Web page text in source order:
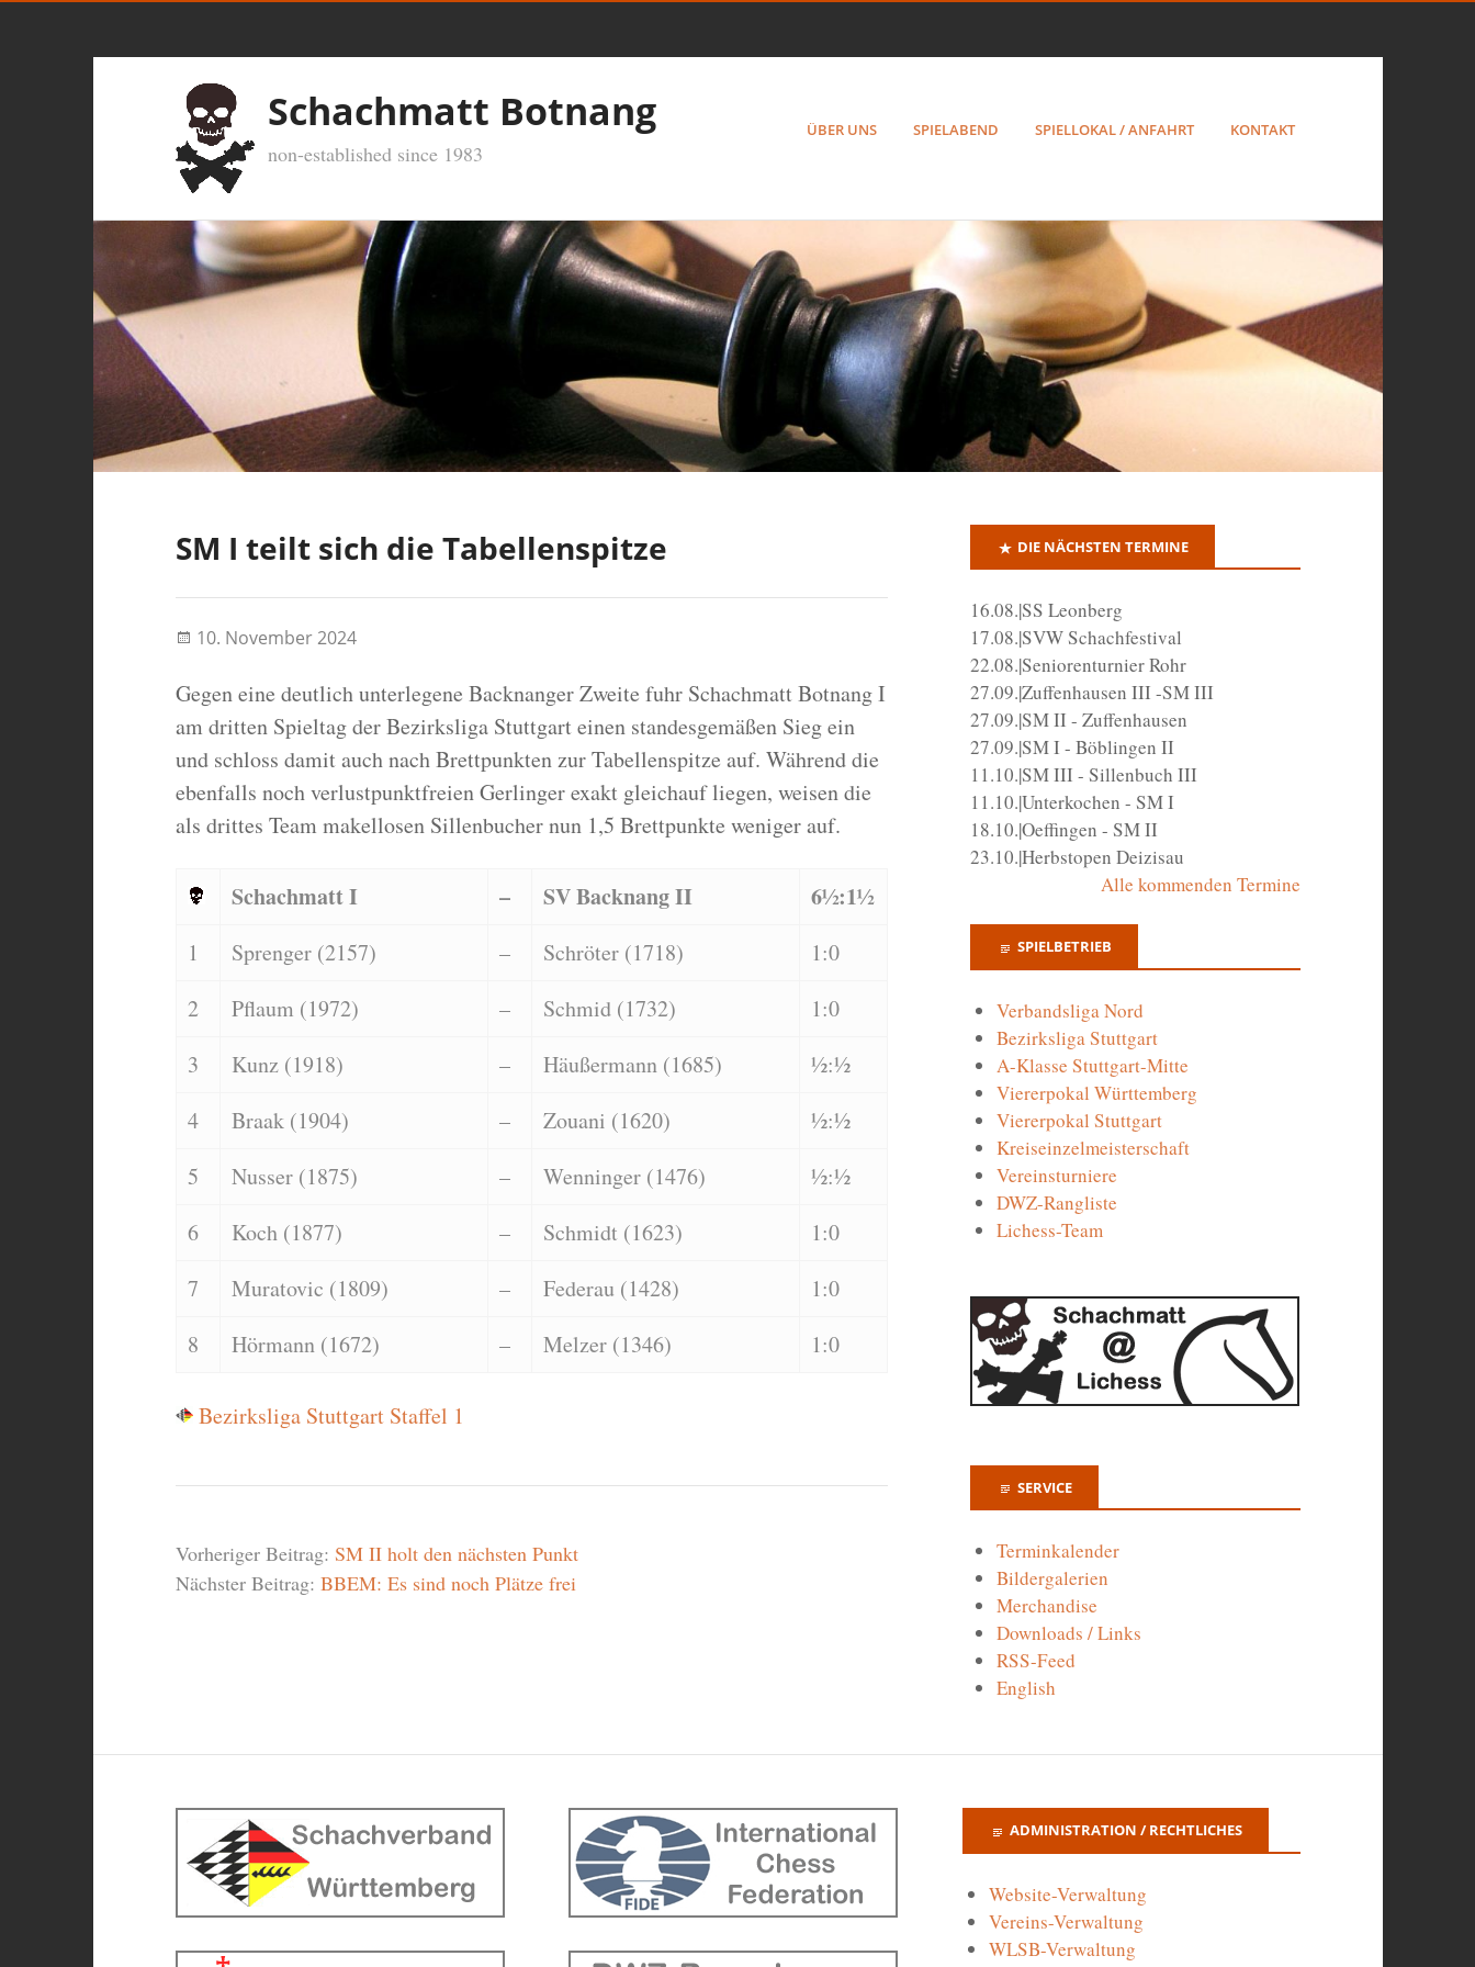
Schachmatt Botnang
non-established since 1983
ÜBER UNS SPIELABEND SPIELLOKAL / ANFAHRT KONTAKT
SM I teilt sich die Tabellenspitze
10. November 2024
Gegen eine deutlich unterlegene Backnanger Zweite fuhr Schachmatt Botnang I
am dritten Spieltag der Bezirksliga Stuttgart einen standesgemäßen Sieg ein
und schloss damit auch nach Brettpunkten zur Tabellenspitze auf. Während die
ebenfalls noch verlustpunktfreien Gerlinger exakt gleichauf liegen, weisen die
als drittes Team makellosen Sillenbucher nun 1,5 Brettpunkte weniger auf.
Schachmatt I – SV Backnang II 6½:1½
1 Sprenger (2157) – Schröter (1718)
1:0
2
Pflaum (1972) – Schmid (1732)
1:0
3
Kunz (1918) – Häußermann (1685)
½:½
4
Braak (1904) – Zouani (1620)
½:½
5
Nusser (1875) – Wenninger (1476)
½:½
6
Koch (1877) – Schmidt (1623)
1:0
7
Muratovic (1809) – Federau (1428)
1:0
8
Hörmann (1672) – Melzer (1346) 1:0
Bezirksliga Stuttgart Staffel 1
Vorheriger Beitrag: SM II holt den nächsten Punkt
Nächster Beitrag: BBEM: Es sind noch Plätze frei
DIE NÄCHSTEN TERMINE
16.08.|SS Leonberg
17.08.|SVW Schachfestival
22.08.|Seniorenturnier Rohr
27.09.|Zuffenhausen III -SM III
27.09.|SM II - Zuffenhausen
27.09.|SM I - Böblingen II
11.10.|SM III - Sillenbuch III
11.10.|Unterkochen - SM I
18.10.|Oeffingen - SM II
23.10.|Herbstopen Deizisau
Alle kommenden Termine
SPIELBETRIEB
Verbandsliga Nord
Bezirksliga Stuttgart
A-Klasse Stuttgart-Mitte
Viererpokal Württemberg
Viererpokal Stuttgart
Kreiseinzelmeisterschaft
Vereinsturniere
DWZ-Rangliste
Lichess-Team
SERVICE
Terminkalender
Bildergalerien
Merchandise
Downloads / Links
RSS-Feed
English
ADMINISTRATION / RECHTLICHES
Website-Verwaltung
Vereins-Verwaltung
WLSB-Verwaltung